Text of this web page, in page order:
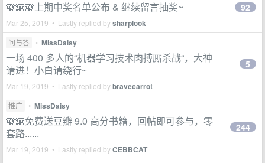
🙈🙈🙈上期中奖名单公布 & 继续留言抽奖~
Mar 25, 2019 • Lastly replied bysharplook
92
问与答 • MissDaisy
一场 400 多人的“机器学习技术肉搏厮杀战“，大神
请进！小白请绕行~
Mar 19, 2019 • Lastly replied bybravecarrot
5
推广 • MissDaisy
🙈🙈免费送豆瓣 9.0 高分书籍，回帖即可参与，零
套路......
Mar 19, 2019 • Lastly replied byCEBBCAT
244